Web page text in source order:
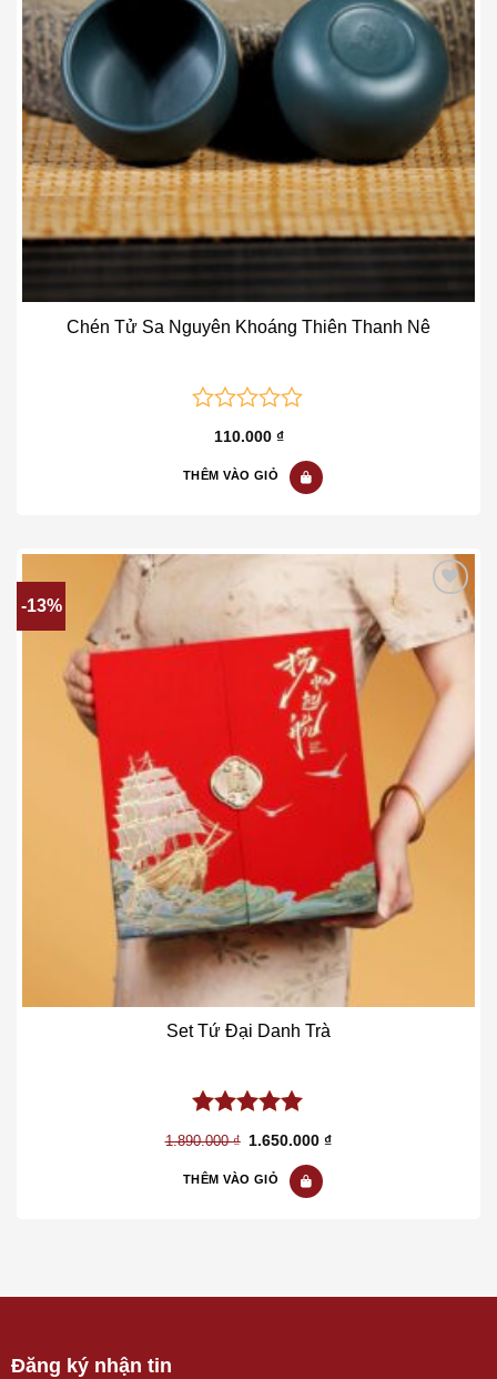
Chén Tử Sa Nguyên Khoáng Thiên Thanh Nê
of
110.000 ₫
THÊM VÀO GIỎ
-13%
Add to wishlist
Set Tứ Đại Danh Trà
5.00 out of
1.890.000₫ Giá
1.890.000 ₫.
1.650.000₫Giá
THÊM VÀO GIỎ
Đăng ký nhận tin